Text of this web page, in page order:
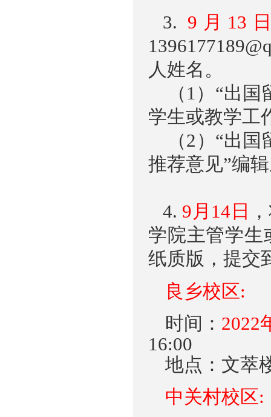
3. 9月 13
人姓名。
（1）“出国
学生或教学工
（2）“出国
推荐意见”编
4. 9月 14 日
学院主管学生
纸质版，提交
良乡校区:
时间： 2022
16:00
地点 ： 文萃
中关村校区: